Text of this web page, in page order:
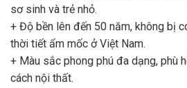
sơ sinh và trẻ nhỏ.
+ Độ bền lên đến 50 năm, không bị
thời tiết ẩm mốc ở Việt Nam.
+ Màu sắc phong phú đa dạng, phù
cách nội thất.